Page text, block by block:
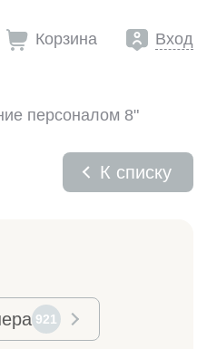
Корзина Вход
персоналом 8"
К списку
921